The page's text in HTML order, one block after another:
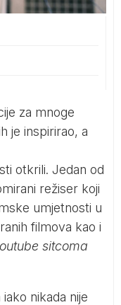
za mnoge
je inspirirao, a
otkrili. Jedan od
režiser koji
umjetnosti u
filmova kao i
sitcoma
nikada nije